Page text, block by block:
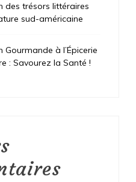
des trésors littéraires
sud-américaine
Gourmande à l’Épicerie
: Savourez la Santé !